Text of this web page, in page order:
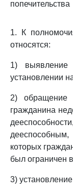
попечительства
1. К
относятся:
1)
установлении
2) обращение
гражданина
которых
был ограничен
3)